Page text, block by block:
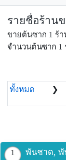
รายชื่อร้าน
ขายต้นซาก 1 ร้
จำนวนต้นซาก 1
ทั้งหมด ❯
1
พันชาด, พั